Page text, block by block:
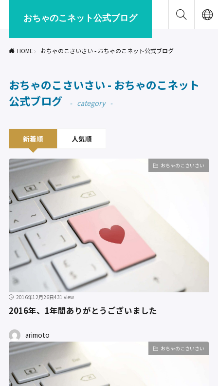
おちゃのこネット公式ブログ
HOME おちゃのこさいさい - おちゃのこネット公式ブログ
おちゃのこさいさい - おちゃのこネット
公式ブログ
category
新着順 人気順
おちゃのこさいさい
2016年12月26日431 view
2016年、1年間ありがとうございました
arimoto
おちゃのこさいさい